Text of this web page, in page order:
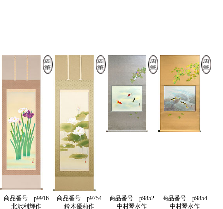
商品番号 p9916
北沢利輝作
商品番号 p9754
鈴木優莉作
商品番号 p9852
中村琴水作
商品番号 p9854
中村琴水作